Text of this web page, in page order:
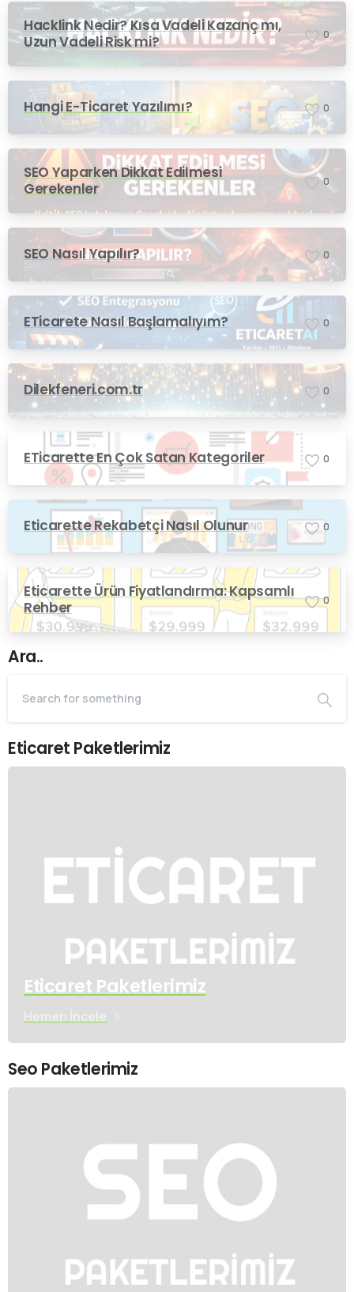
Hacklink Nedir? Kısa Vadeli Kazanç mı,
Uzun Vadeli Risk mi?
0
Hangi E-Ticaret Yazılımı? 0
SEO Yaparken Dikkat Edilmesi
Gerekenler
0
SEO Nasıl Yapılır? 0
ETicarete Nasıl Başlamalıyım? 0
Dilekfeneri.com.tr 0
ETicarette En Çok Satan Kategoriler 0
Eticarette Rekabetçi Nasıl Olunur 0
Eticarette Ürün Fiyatlandırma: Kapsamlı
Rehber
0
Ara..
Eticaret Paketlerimiz
Eticaret Paketlerimiz
Seo Paketlerimiz